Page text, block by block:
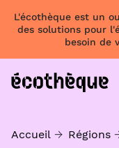
L'écothèque est un
des solutions pour
besoin de
Accueil Régions